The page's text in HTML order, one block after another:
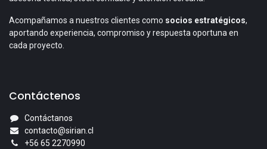
Acompañamos a nuestros clientes como socios estratégicos,
aportando experiencia, compromiso y respuesta oportuna en
cada proyecto.
Contáctenos
Contáctanos
contacto@sirian.cl
+56 65 2270990